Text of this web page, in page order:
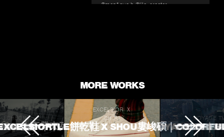
@mon1que.h @lilo_creator
MORE WORKS
J.SHEON
生不帶來死不帶走
EXCELSIOR Ｘ
SHOU
餅乾鞋 X SHOU婁峻碩｜
VOYAGE
VOYAGE TV｜